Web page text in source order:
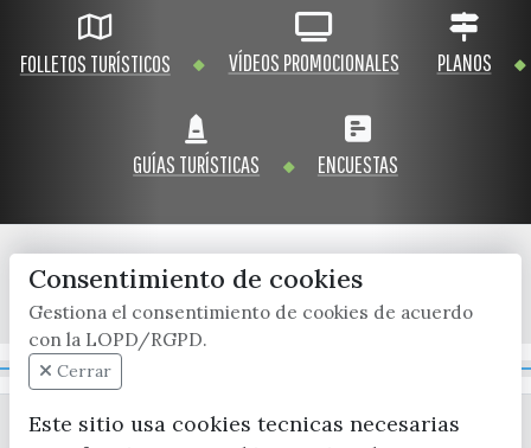
FOLLETOS TURÍSTICOS VÍDEOS PROMOCIONALES PLANOS
GUÍAS TURÍSTICAS ENCUESTAS
x / twitter facebook youtube instagram
Consentimiento de cookies
Gestiona el consentimiento de cookies de acuerdo
con la LOPD/RGPD.
Cerrar
Este sitio usa cookies tecnicas necesarias